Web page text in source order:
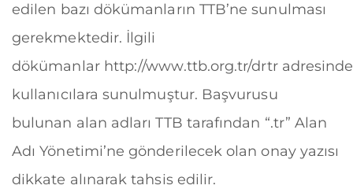
edilen bazı dökümanların TTB’ne sunulması
gerekmektedir. İlgili
dökümanlar http://www.ttb.org.tr/drtradresinde
kullanıcılara sunulmuştur. Başvurusu
bulunan alan adları TTB tarafından “.tr” Alan
Adı Yönetimi’ne gönderilecek olan onay yazısı
dikkate alınarak tahsis edilir.